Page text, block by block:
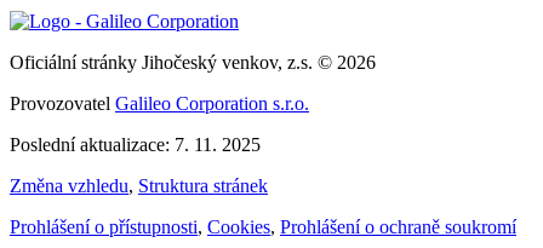
Oficiální stránky Jihočeský venkov, z.s. © 2026
Provozovatel Galileo Corporation s.r.o.
Poslední aktualizace: 7. 11. 2025
Změna vzhledu, Struktura stránek
Prohlášení o přístupnosti, Cookies, Prohlášení o ochraně soukromí